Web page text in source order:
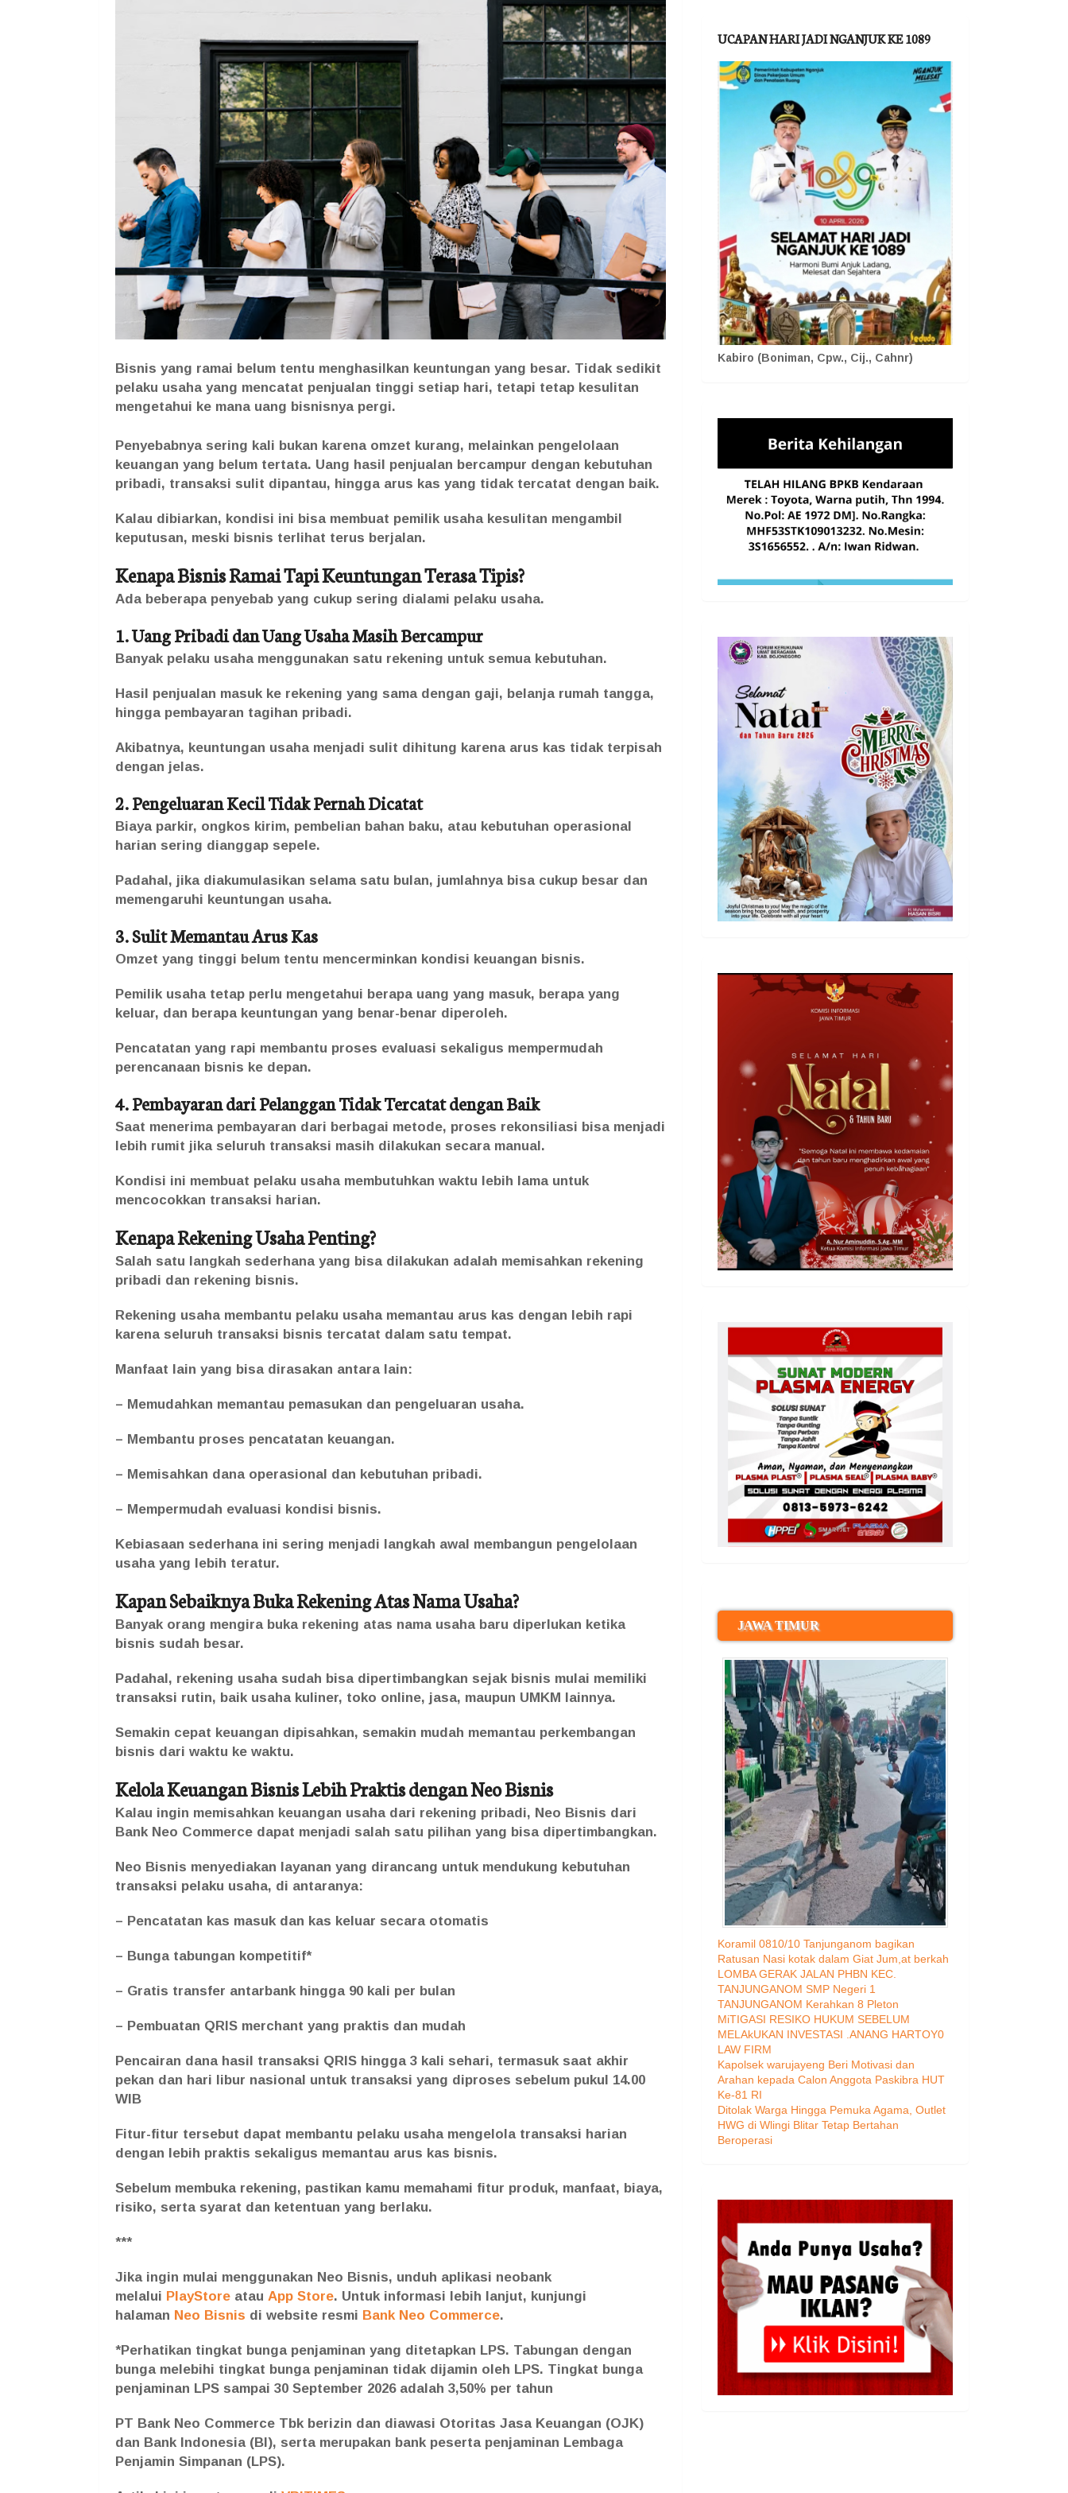
Bisnis yang ramai belum tentu menghasilkan keuntungan yang besar. Tidak sedikit
pelaku usaha yang mencatat penjualan tinggi setiap hari, tetapi tetap kesulitan
mengetahui ke mana uang bisnisnya pergi.
Penyebabnya sering kali bukan karena omzet kurang, melainkan pengelolaan
keuangan yang belum tertata. Uang hasil penjualan bercampur dengan kebutuhan
pribadi, transaksi sulit dipantau, hingga arus kas yang tidak tercatat dengan baik.
Kalau dibiarkan, kondisi ini bisa membuat pemilik usaha kesulitan mengambil
keputusan, meski bisnis terlihat terus berjalan.
Kenapa Bisnis Ramai Tapi Keuntungan Terasa Tipis?
Ada beberapa penyebab yang cukup sering dialami pelaku usaha.
1. Uang Pribadi dan Uang Usaha Masih Bercampur
Banyak pelaku usaha menggunakan satu rekening untuk semua kebutuhan.
Hasil penjualan masuk ke rekening yang sama dengan gaji, belanja rumah tangga,
hingga pembayaran tagihan pribadi.
Akibatnya, keuntungan usaha menjadi sulit dihitung karena arus kas tidak terpisah
dengan jelas.
2. Pengeluaran Kecil Tidak Pernah Dicatat
Biaya parkir, ongkos kirim, pembelian bahan baku, atau kebutuhan operasional
harian sering dianggap sepele.
Padahal, jika diakumulasikan selama satu bulan, jumlahnya bisa cukup besar dan
memengaruhi keuntungan usaha.
3. Sulit Memantau Arus Kas
Omzet yang tinggi belum tentu mencerminkan kondisi keuangan bisnis.
Pemilik usaha tetap perlu mengetahui berapa uang yang masuk, berapa yang
keluar, dan berapa keuntungan yang benar-benar diperoleh.
Pencatatan yang rapi membantu proses evaluasi sekaligus mempermudah
perencanaan bisnis ke depan.
4. Pembayaran dari Pelanggan Tidak Tercatat dengan Baik
Saat menerima pembayaran dari berbagai metode, proses rekonsiliasi bisa menjadi
lebih rumit jika seluruh transaksi masih dilakukan secara manual.
Kondisi ini membuat pelaku usaha membutuhkan waktu lebih lama untuk
mencocokkan transaksi harian.
Kenapa Rekening Usaha Penting?
Salah satu langkah sederhana yang bisa dilakukan adalah memisahkan rekening
pribadi dan rekening bisnis.
Rekening usaha membantu pelaku usaha memantau arus kas dengan lebih rapi
karena seluruh transaksi bisnis tercatat dalam satu tempat.
Manfaat lain yang bisa dirasakan antara lain:
– Memudahkan memantau pemasukan dan pengeluaran usaha.
– Membantu proses pencatatan keuangan.
– Memisahkan dana operasional dan kebutuhan pribadi.
– Mempermudah evaluasi kondisi bisnis.
Kebiasaan sederhana ini sering menjadi langkah awal membangun pengelolaan
usaha yang lebih teratur.
Kapan Sebaiknya Buka Rekening Atas Nama Usaha?
Banyak orang mengira buka rekening atas nama usaha baru diperlukan ketika
bisnis sudah besar.
Padahal, rekening usaha sudah bisa dipertimbangkan sejak bisnis mulai memiliki
transaksi rutin, baik usaha kuliner, toko online, jasa, maupun UMKM lainnya.
Semakin cepat keuangan dipisahkan, semakin mudah memantau perkembangan
bisnis dari waktu ke waktu.
Kelola Keuangan Bisnis Lebih Praktis dengan Neo Bisnis
Kalau ingin memisahkan keuangan usaha dari rekening pribadi, Neo Bisnis dari
Bank Neo Commerce dapat menjadi salah satu pilihan yang bisa dipertimbangkan.
Neo Bisnis menyediakan layanan yang dirancang untuk mendukung kebutuhan
transaksi pelaku usaha, di antaranya:
– Pencatatan kas masuk dan kas keluar secara otomatis
– Bunga tabungan kompetitif*
– Gratis transfer antarbank hingga 90 kali per bulan
– Pembuatan QRIS merchant yang praktis dan mudah
Pencairan dana hasil transaksi QRIS hingga 3 kali sehari, termasuk saat akhir
pekan dan hari libur nasional untuk transaksi yang diproses sebelum pukul 14.00
WIB
Fitur-fitur tersebut dapat membantu pelaku usaha mengelola transaksi harian
dengan lebih praktis sekaligus memantau arus kas bisnis.
Sebelum membuka rekening, pastikan kamu memahami fitur produk, manfaat, biaya,
risiko, serta syarat dan ketentuan yang berlaku.
***
Jika ingin mulai menggunakan Neo Bisnis, unduh aplikasi neobank
melalui PlayStore atau App Store. Untuk informasi lebih lanjut, kunjungi
halaman Neo Bisnis di website resmi Bank Neo Commerce.
*Perhatikan tingkat bunga penjaminan yang ditetapkan LPS. Tabungan dengan
bunga melebihi tingkat bunga penjaminan tidak dijamin oleh LPS. Tingkat bunga
penjaminan LPS sampai 30 September 2026 adalah 3,50% per tahun
PT Bank Neo Commerce Tbk berizin dan diawasi Otoritas Jasa Keuangan (OJK)
dan Bank Indonesia (BI), serta merupakan bank peserta penjaminan Lembaga
Penjamin Simpanan (LPS).
UCAPAN HARI JADI NGANJUK KE 1089
Kabiro (Boniman, Cpw., Cij., Cahnr)
JAWA TIMUR
Koramil 0810/10 Tanjunganom bagikan
Ratusan Nasi kotak dalam Giat Jum,at berkah
LOMBA GERAK JALAN PHBN KEC.
TANJUNGANOM SMP Negeri 1
TANJUNGANOM Kerahkan 8 Pleton
MiTIGASI RESIKO HUKUM SEBELUM
MELAkUKAN INVESTASI .ANANG HARTOY0
LAW FIRM
Kapolsek warujayeng Beri Motivasi dan
Arahan kepada Calon Anggota Paskibra HUT
Ke-81 RI
Ditolak Warga Hingga Pemuka Agama, Outlet
HWG di Wlingi Blitar Tetap Bertahan
Beroperasi